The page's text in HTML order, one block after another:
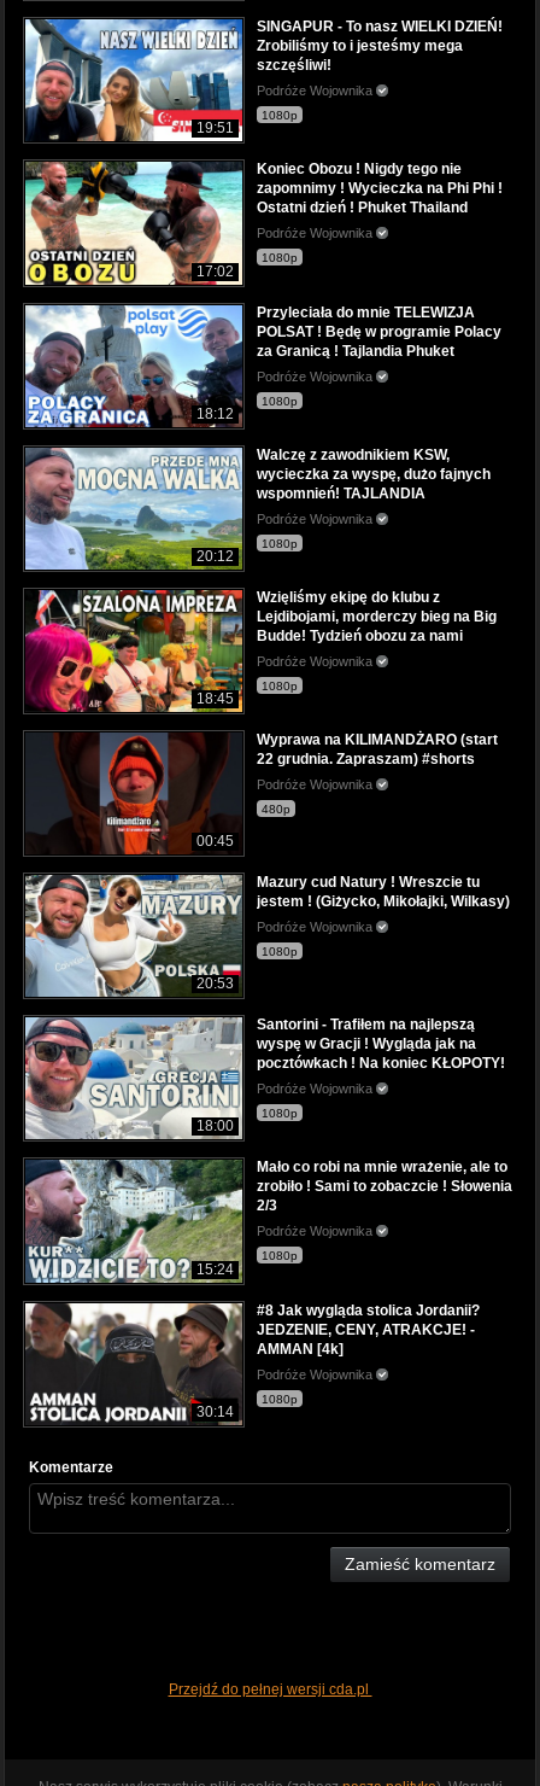
19:51
SINGAPUR - To nasz WIELKI DZIEŃ!
Zrobiliśmy to i jesteśmy mega
szczęśliwi!
Podróże Wojownika
1080p
17:02
Koniec Obozu ! Nigdy tego nie
zapomnimy ! Wycieczka na Phi Phi !
Ostatni dzień ! Phuket Thailand
Podróże Wojownika
1080p
18:12
Przyleciała do mnie TELEWIZJA
POLSAT ! Będę w programie Polacy
za Granicą ! Tajlandia Phuket
Podróże Wojownika
1080p
20:12
Walczę z zawodnikiem KSW,
wycieczka za wyspę, dużo fajnych
wspomnień! TAJLANDIA
Podróże Wojownika
1080p
18:45
Wzięliśmy ekipę do klubu z
Lejdibojami, morderczy bieg na Big
Budde! Tydzień obozu za nami
Podróże Wojownika
1080p
00:45
Wyprawa na KILIMANDŻARO (start
22 grudnia. Zapraszam) #shorts
Podróże Wojownika
480p
20:53
Mazury cud Natury ! Wreszcie tu
jestem ! (Giżycko, Mikołajki, Wilkasy)
Podróże Wojownika
1080p
18:00
Santorini - Trafiłem na najlepszą
wyspę w Gracji ! Wygląda jak na
pocztówkach ! Na koniec KŁOPOTY!
Podróże Wojownika
1080p
15:24
Mało co robi na mnie wrażenie, ale to
zrobiło ! Sami to zobaczcie ! Słowenia
2/3
Podróże Wojownika
1080p
30:14
#8 Jak wygląda stolica Jordanii?
JEDZENIE, CENY, ATRAKCJE! -
AMMAN [4k]
Podróże Wojownika
1080p
Komentarze
Zamieść komentarz
Przejdź do pełnej wersji cda.pl